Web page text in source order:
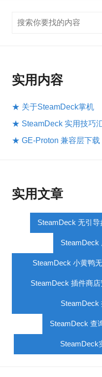
搜索
实用内容
★ 关于SteamDeck掌机
★ SteamDeck 实用技巧
★ GE-Proton 兼容层下载
实用文章
SteamDeck 无引导
SteamDeck
SteamDeck 小黄鸭
SteamDeck 插件商店
SteamDeck
SteamDeck 查
SteamDeck